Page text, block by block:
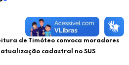
de Timóteo convoca moradores
cadastral no SUS